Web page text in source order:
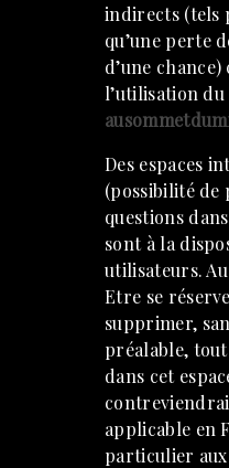
indirects (tels
qu’une perte
d’une
l’utilisation du
Des espaces
(possibilité de
questions
sont à la
utilisateurs.
Etre se
supprimer,
préalable,
dans cet
applicable en
particulier